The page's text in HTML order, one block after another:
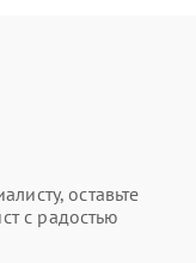
оставьте
с радостью